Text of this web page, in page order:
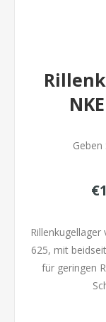
625, mit
für geringen